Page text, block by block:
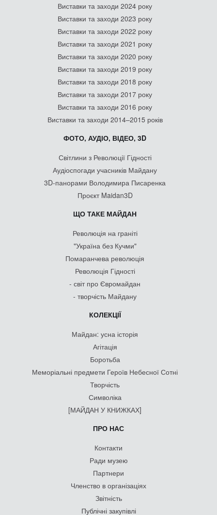
Виставки та заходи 2024 року
Виставки та заходи 2023 року
Виставки та заходи 2022 року
Виставки та заходи 2021 року
Виставки та заходи 2020 року
Виставки та заходи 2019 року
Виставки та заходи 2018 року
Виставки та заходи 2017 року
Виставки та заходи 2016 року
Виставки та заходи 2014–2015 років
ФОТО, АУДІО, ВІДЕО, 3D
Світлини з Революції Гідності
Аудіоспогади учасників Майдану
3D-панорами Володимира Писаренка
Проєкт Maidan3D
ЩО ТАКЕ МАЙДАН
Революція на граніті
"Україна без Кучми"
Помаранчева революція
Революція Гідності
- світ про Євромайдан
- творчість Майдану
КОЛЕКЦІЇ
Майдан: усна історія
Агітація
Боротьба
Меморіальні предмети Героїв Небесної Сотні
Творчість
Символіка
[МАЙДАН У КНИЖКАХ]
ПРО НАС
Контакти
Ради музею
Партнери
Членство в організаціях
Звітність
Публічні закупівлі